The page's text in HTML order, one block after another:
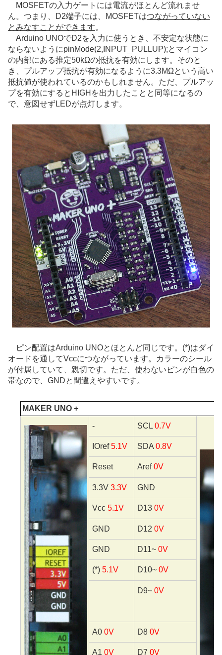
MOSFETの入力ゲートには電流がほとんど流れませ
ん。つまり、D2端子には、MOSFETはつながっていない
とみなすことができます。
Arduino UNOでD2を入力に使うとき、不安定な状態に
ならないようにpinMode(2,INPUT_PULLUP);とマイコン
の内部にある推定50kΩの抵抗を有効にします。そのと
き、プルアップ抵抗が有効になるように3.3MΩという高い
抵抗値が使われているのかもしれません。ただ、プルアッ
プを有効にするとHIGHを出力したことと同等になるの
で、意図せずLEDが点灯します。
ピン配置はArduino UNOとほとんど同じです。(*)はダイ
オードを通してVccにつながっています。カラーのシール
が付属していて、親切です。ただ、使わないピンが白色の
帯なので、GNDと間違えやすいです。
MAKER UNO +
- SCL 0.7V
IOref5.1V SDA 0.8V
Reset Aref0V
3.3V 3.3V GND
Vcc 5.1V D13 0V
GND D12 0V
GND D11~ 0V
(*) 5.1V D10~ 0V
D9~ 0V
A0 0V D8 0V
A1 0V D7 0V